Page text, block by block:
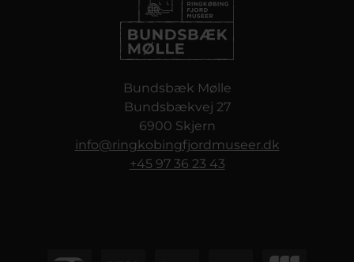
Bundsbæk Mølle
Bundsbækvej 27
6900 Skjern
info@ringkobingfjordmuseer.dk
+45 97 36 23 43